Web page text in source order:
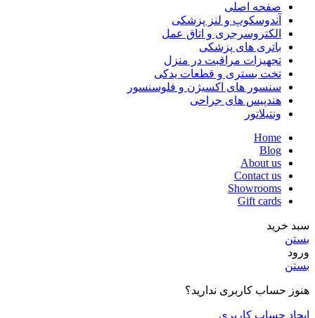
صفحه اصلی
آندوسکوپ و لنز پزشکی
الکتروسرجری و اتاق عمل
باتری های پزشکی
تجهیزات مراقبت در منزل
تخت بستری و قطعات یدکی
سنسور های اکسیژن و فلوسنسور
هندپیس های جراحی
ونتیلاتور
Home
Blog
About us
Contact us
Showrooms
Gift cards
سبد خرید
بستن
ورود
بستن
هنوز حساب کاربری ندارید؟
ایجاد حساب کاربری